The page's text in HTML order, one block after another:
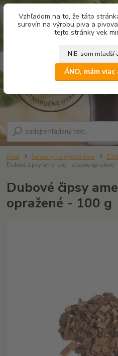
Vzhľadom na to, že táto
surovín na výrobu piva a
tejto stránky vek
NIE, som mladší
ÁNO, mám
Úvod Suroviny na výrobu piva
Dubové čipsy americké - stredne opražené
Dubové čipsy
opražené - 100 g